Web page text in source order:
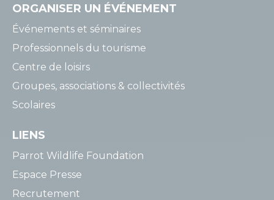
ORGANISER UN ÉVÉNEMENT
Événements et séminaires
Professionnels du tourisme
Centre de loisirs
Groupes, associations & collectivités
Scolaires
LIENS
Parrot Wildlife Foundation
Espace Presse
Recrutement